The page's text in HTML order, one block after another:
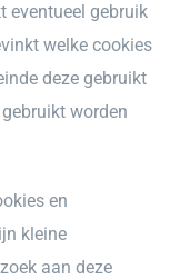
eventueel gebruik
welke cookies
deze gebruikt
worden
en
kleine
aan deze